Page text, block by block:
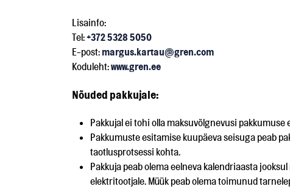
Lisainfo:
Tel:+372 5328 5050
E-post: margus.kartau@gren.com
Koduleht:www.gren.ee
Nõuded pakkujale:
Pakkujal ei tohi olla maksuvõlgnevusi
Pakkumuste esitamise kuupäeva seisuga peab
taotlusprotsessi kohta.
Pakkuja peab olema eelneva kalendriaasta
elektritootjale. Müük peab olema toimunud